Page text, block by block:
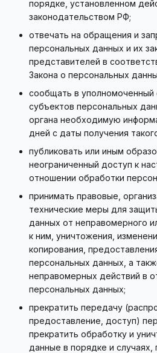
порядке, установленном
законодательством РФ;
отвечать на обращения и
персональных данных и их
представителей в
Закона о персональных
сообщать в уполномоченный
субъектов персональных
органа необходимую
дней с даты получения
публиковать или иным
неограниченный доступ к
отношении обработки
принимать правовые,
технические меры для
данных от неправомерного
к ним, уничтожения,
копирования,
персональных данных, а
неправомерных действий в
персональных данных;
прекратить передачу
предоставление, доступ)
прекратить обработку и
данные в порядке и